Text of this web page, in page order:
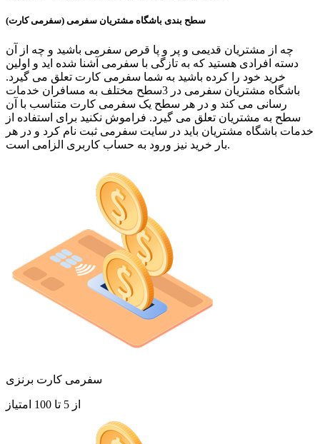
سطح بندی باشگاه مشتریان سفرمی (سفرمی کارت)
چه از مشتریان قدیمی و پر و پا قرص سفرمی باشید و چه از آن
دسته افرادی هستید که به تازگی با سفرمی آشنا شده اید و اولین
خرید خود را کرده باشید به شما سفرمی کارت تعلق می گیرد.
باشگاه مشتریان سفرمی در 3سطح مختلف به مسافران خدمات
رسانی می کند و در هر سطح یک سفرمی کارت متناسب با آن
سطح به مشتریان تعلق می گیرد. فراموش نکنید برای استفاده از
خدمات باشگاه مشتریان باید در سایت سفرمی ثبت نام کرد و در هر
بار خرید نیز ورود به حساب کاربری الزامی است.
سفرمی کارت برنزی
از 5 تا 100 امتیاز